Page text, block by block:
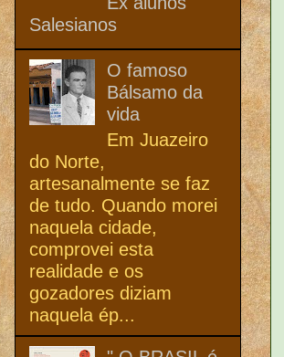
Salesianos
O famoso
Bálsamo da
vida
Em Juazeiro
do Norte,
artesanalmente se faz
de tudo. Quando morei
naquela cidade,
comprovei esta
realidade e os
gozadores diziam
naquela ép...